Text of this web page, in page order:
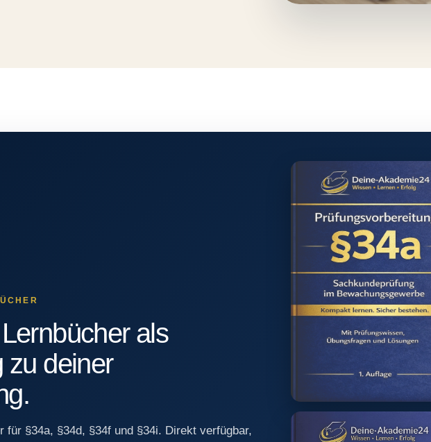
als
zu deiner
für §34a, §34d, §34f und §34i. Direkt verfügbar,